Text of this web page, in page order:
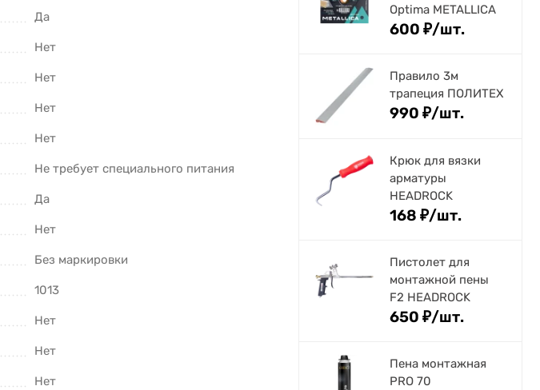
Да
Нет
Нет
Нет
Нет
Не требует специального питания
Да
Нет
Без маркировки
1013
Нет
Нет
Нет
Optima METALLICA
600 ₽/шт.
Правило 3м
трапеция ПОЛИТЕХ
990 ₽/шт.
Крюк для вязки
арматуры
HEADROCK
168 ₽/шт.
Пистолет для
монтажной пены
F2 HEADROCK
650 ₽/шт.
Пена монтажная
PRO 70